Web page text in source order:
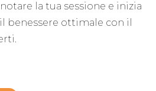
la tua sessione e inizia
benessere ottimale con il